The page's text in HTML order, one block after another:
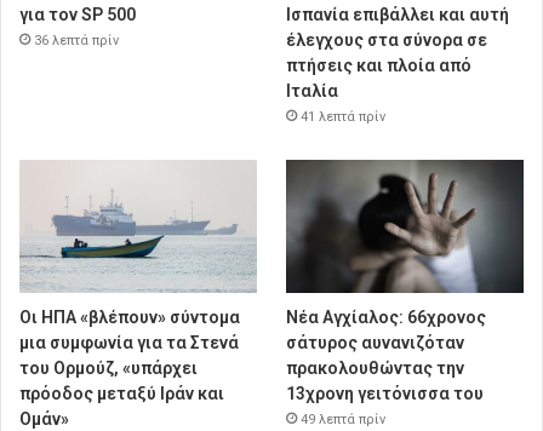
για τον SP 500
36 λεπτά πρίν
Ισπανία επιβάλλει και αυτή
έλεγχους στα σύνορα σε
πτήσεις και πλοία από
Ιταλία
41 λεπτά πρίν
Οι ΗΠΑ «βλέπουν» σύντομα
μια συμφωνία για τα Στενά
του Ορμούζ, «υπάρχει
πρόοδος μεταξύ Ιράν και
Ομάν»
Νέα Αγχίαλος: 66χρονος
σάτυρος αυνανιζόταν
πρακολουθώντας την
13χρονη γειτόνισσα του
49 λεπτά πρίν